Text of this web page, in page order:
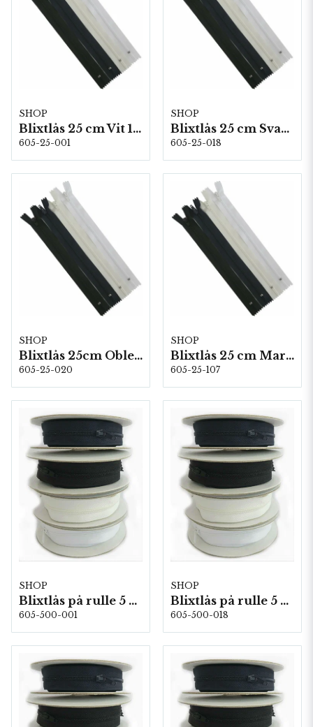
SHOP
Blixtlås 25 cm Vit 10 st/fp
605-25-001
SHOP
Blixtlås 25 cm Svart 10 st/fp
605-25-018
SHOP
Blixtlås 25cm Oblekt 10 st/fp
605-25-020
SHOP
Blixtlås 25 cm Marin 10 st/fp
605-25-107
SHOP
Blixtlås på rulle 5 m/fp. Vit
605-500-001
SHOP
Blixtlås på rulle 5 m/fp. Svart
605-500-018